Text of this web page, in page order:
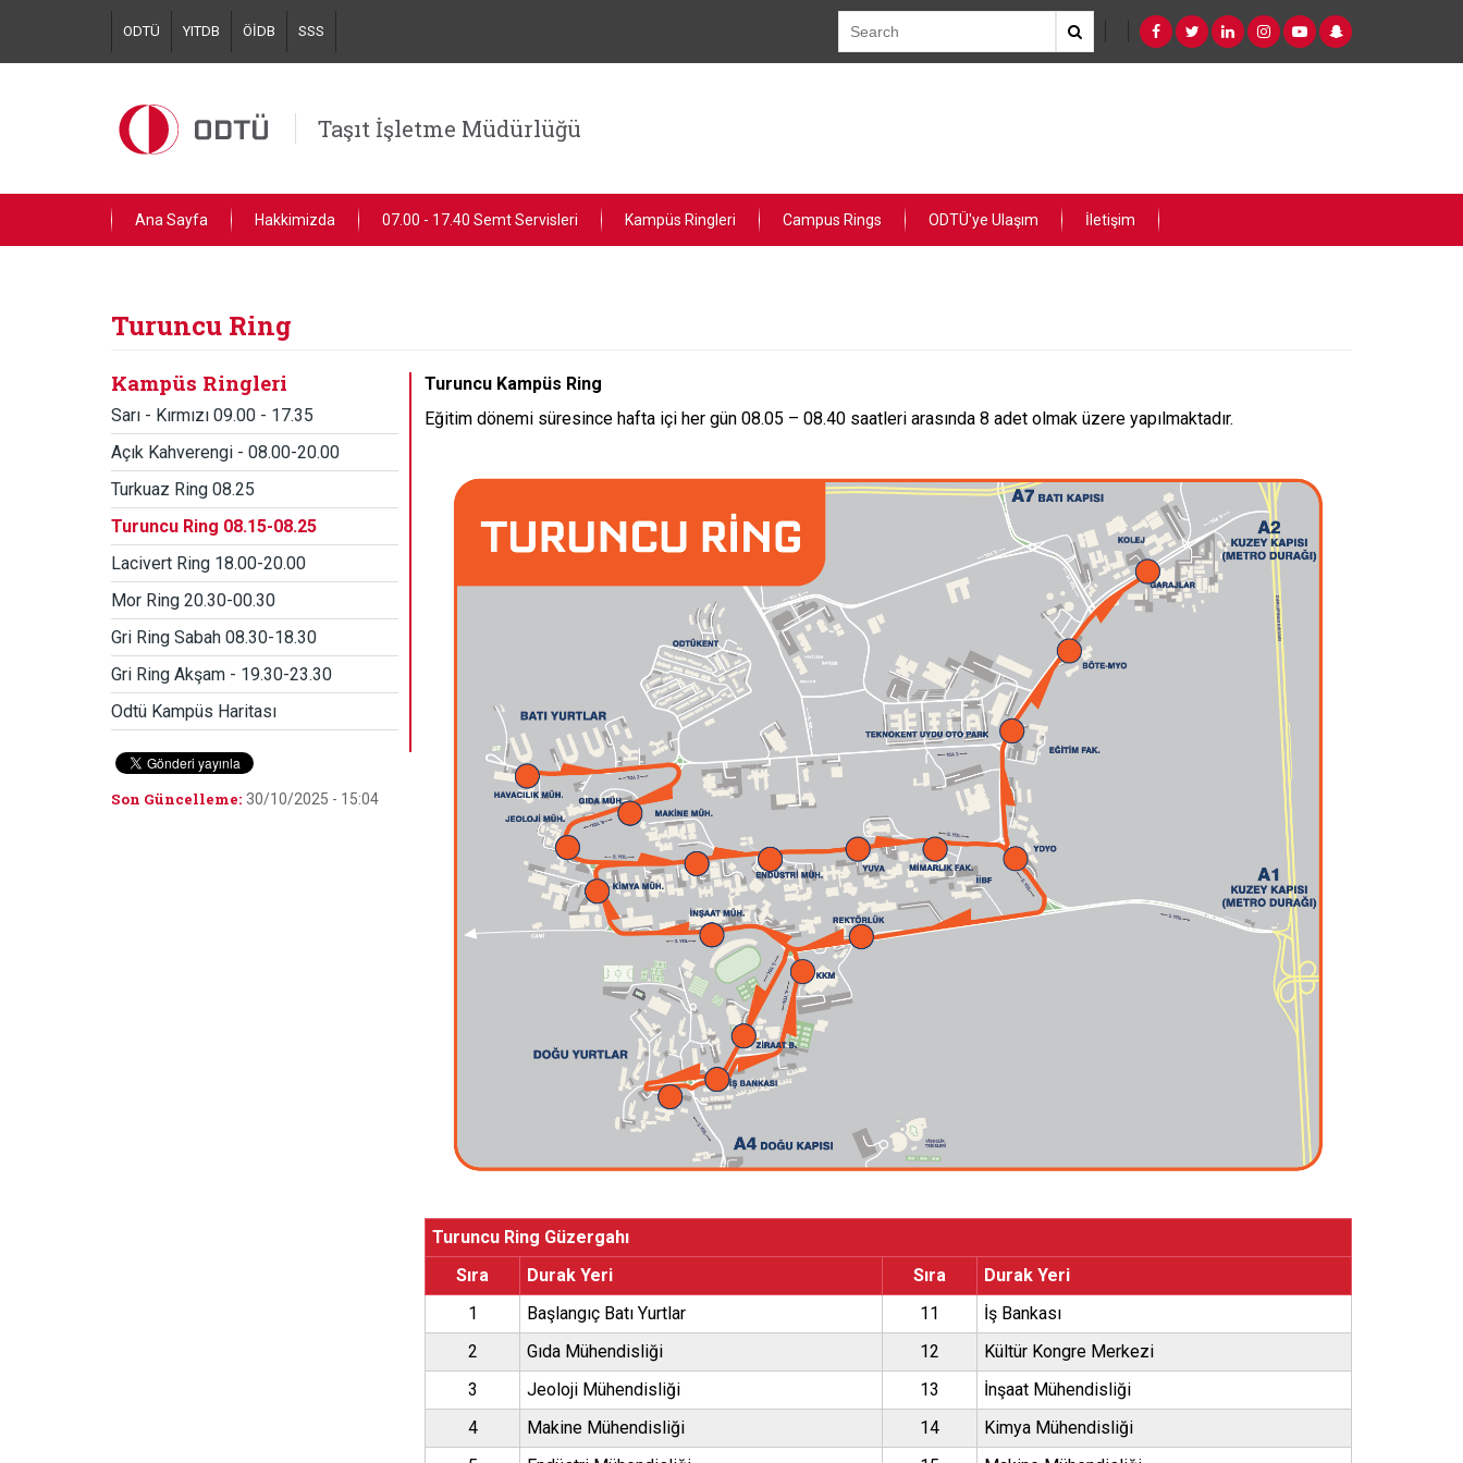
main
ODTÜ YITDB ÖİDB SSS
Taşıt İşletme Müdürlüğü
Ana Sayfa Hakkimizda 07.00 - 17.40 Semt Servisleri Kampüs Ringleri Campus Rings ODTÜ'ye Ulaşım İletişim
Turuncu Ring
Kampüs Ringleri
Sarı - Kırmızı 09.00 - 17.35
Açık Kahverengi - 08.00-20.00
Turkuaz Ring 08.25
Turuncu Ring 08.15-08.25
Lacivert Ring 18.00-20.00
Mor Ring 20.30-00.30
Gri Ring Sabah 08.30-18.30
Gri Ring Akşam - 19.30-23.30
Odtü Kampüs Haritası
Son Güncelleme: 30/10/2025 - 15:04
Turuncu Kampüs Ring
Eğitim dönemi süresince hafta içi her gün 08.05 – 08.40 saatleri arasında 8 adet olmak üzere yapılmaktadır.
Turuncu Ring Güzergahı
Sıra
Durak Yeri Sıra
Durak Yeri
1
Başlangıç Batı Yurtlar 11
İş Bankası
2
Gıda Mühendisliği 12
Kültür Kongre Merkezi
3
Jeoloji Mühendisliği 13
İnşaat Mühendisliği
4
Makine Mühendisliği 14
Kimya Mühendisliği